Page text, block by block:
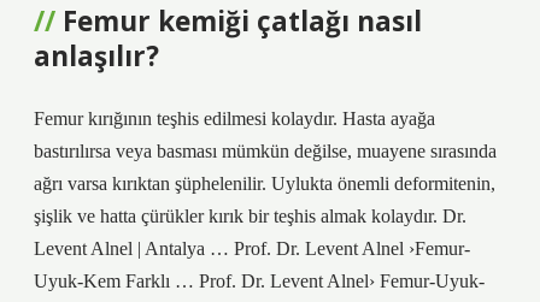
Femur kemiği çatlağı nasıl
anlaşılır?
Femur kırığının teşhis edilmesi kolaydır. Hasta ayağa
bastırılırsa veya basması mümkün değilse, muayene sırasında
ağrı varsa kırıktan şüphelenilir. Uylukta önemli deformitenin,
şişlik ve hatta çürükler kırık bir teşhis almak kolaydır. Dr.
Levent Alnel | Antalya … Prof. Dr. Levent Alnel ›Femur-
Uyuk-Kem Farklı … Prof. Dr. Levent Alnel› Femur-Uyuk-